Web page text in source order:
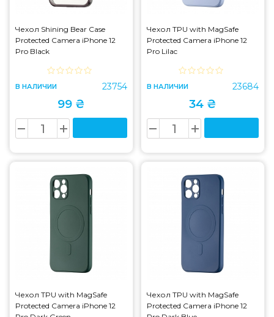
Чехол Shining Bear Case
Protected Camera iPhone 12
Pro Black
В НАЛИЧИИ 23754
99 ₴
Чехол TPU with MagSafe
Protected Camera iPhone 12
Pro Lilac
В НАЛИЧИИ 23684
34 ₴
Чехол TPU with MagSafe
Protected Camera iPhone 12
Чехол TPU with MagSafe
Protected Camera iPhone 12